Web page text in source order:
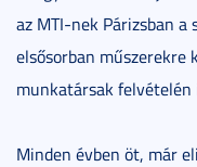
az MTI-nek Párizsban a
elsősorban műszerekre
munkatársak felvételén
Minden évben öt, már